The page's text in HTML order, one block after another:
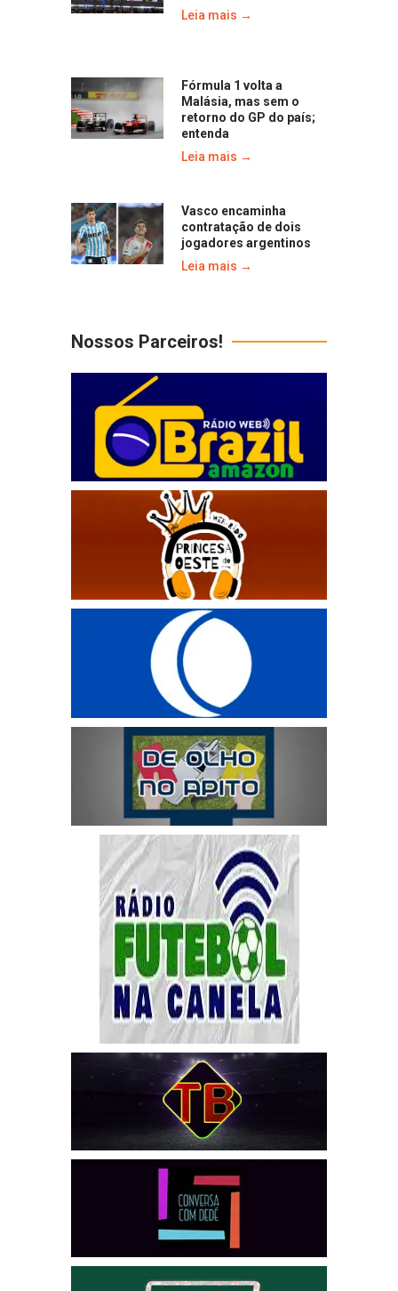
Leia mais →
Fórmula 1 volta a
Malásia, mas sem o
retorno do GP do país;
entenda
Leia mais →
Vasco encaminha
contratação de dois
jogadores argentinos
Leia mais →
Nossos Parceiros!